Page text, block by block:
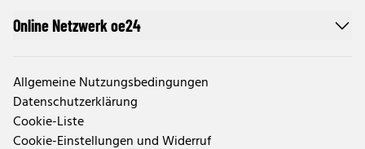
Online Netzwerk oe24
Allgemeine Nutzungsbedingungen
Datenschutzerklärung
Cookie-Liste
Cookie-Einstellungen und Widerruf